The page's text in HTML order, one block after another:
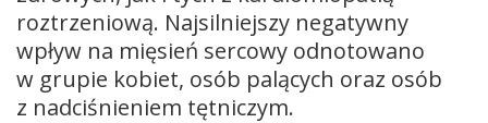
roztrzeniową. Najsilniejszy negatywny
wpływ na mięsień sercowy odnotowano
w grupie kobiet, osób palących oraz osób
z nadciśnieniem tętniczym.